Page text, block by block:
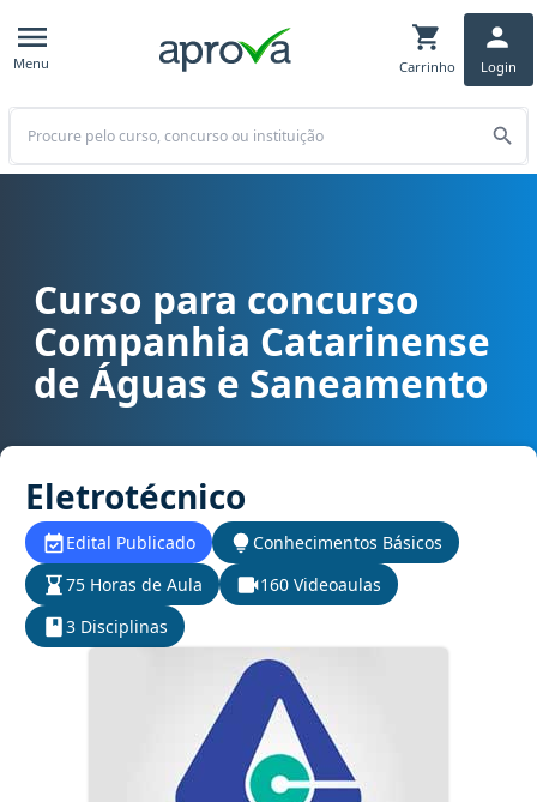
Menu Carrinho Login
Buscar
Curso para concurso CASAN SC - Companhia Catarinense de
Curso para concurso
Companhia Catarinense
de Águas e Saneamento
Eletrotécnico
Edital Publicado
Conhecimentos Básicos
75 Horas de Aula
160 Videoaulas
3 Disciplinas